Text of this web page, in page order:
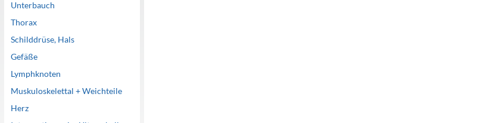
Unterbauch
Thorax
Schilddrüse, Hals
Gefäße
Lymphknoten
Muskuloskelettal + Weichteile
Herz